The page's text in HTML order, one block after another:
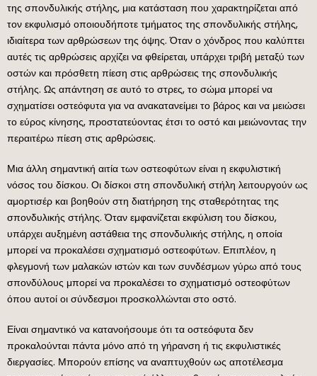
της σπονδυλικής στήλης, μια κατάσταση που χαρακτηρίζεται από
τον εκφυλισμό οποιουδήποτε τμήματος της σπονδυλικής στήλης,
ιδιαίτερα των αρθρώσεων της όψης. Όταν ο χόνδρος που καλύπτει
αυτές τις αρθρώσεις αρχίζει να φθείρεται, υπάρχει τριβή μεταξύ των
οστών και πρόσθετη πίεση στις αρθρώσεις της σπονδυλικής
στήλης. Ως απάντηση σε αυτό το στρες, το σώμα μπορεί να
σχηματίσει οστεόφυτα για να ανακατανείμει το βάρος και να μειώσει
το εύρος κίνησης, προστατεύοντας έτσι το οστό και μειώνοντας την
περαιτέρω πίεση στις αρθρώσεις.
Μια άλλη σημαντική αιτία των οστεοφύτων είναι η εκφυλιστική
νόσος του δίσκου. Οι δίσκοι στη σπονδυλική στήλη λειτουργούν ως
αμορτισέρ και βοηθούν στη διατήρηση της σταθερότητας της
σπονδυλικής στήλης. Όταν εμφανίζεται εκφύλιση του δίσκου,
υπάρχει αυξημένη αστάθεια της σπονδυλικής στήλης, η οποία
μπορεί να προκαλέσει σχηματισμό οστεοφύτων. Επιπλέον, η
φλεγμονή των μαλακών ιστών και των συνδέσμων γύρω από τους
σπονδύλους μπορεί να προκαλέσει το σχηματισμό οστεοφύτων
όπου αυτοί οι σύνδεσμοι προσκολλώνται στο οστό.
Είναι σημαντικό να κατανοήσουμε ότι τα οστεόφυτα δεν
προκαλούνται πάντα μόνο από τη γήρανση ή τις εκφυλιστικές
διεργασίες. Μπορούν επίσης να αναπτυχθούν ως αποτέλεσμα